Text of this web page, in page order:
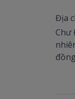
Địa
Chư